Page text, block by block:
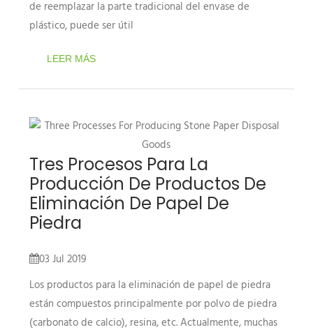
de reemplazar la parte tradicional del envase de
plástico, puede ser útil
LEER MÁS
Tres Procesos Para La
Producción De Productos De
Eliminación De Papel De
Piedra
03 Jul 2019
Los productos para la eliminación de papel de piedra
están compuestos principalmente por polvo de piedra
(carbonato de calcio), resina, etc. Actualmente, muchas